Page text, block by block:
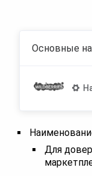
Основные
Для